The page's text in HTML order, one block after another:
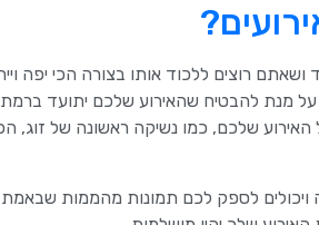
רוצים ללכוד אותו בצורה הכי יפה
על מנת להבטיח שהאירוע שלכם יתועד ברמת
שלכם, כמו נשיקה ראשונה של זוג,
לספק לכם תמונות מהממות שבאמת